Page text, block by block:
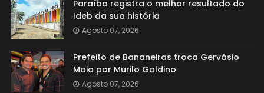
Paraíba registra o melhor resultado do
Ideb da sua história
Agosto 07, 2026
Prefeito de Bananeiras troca Gervásio
Maia por Murilo Galdino
Agosto 07, 2026